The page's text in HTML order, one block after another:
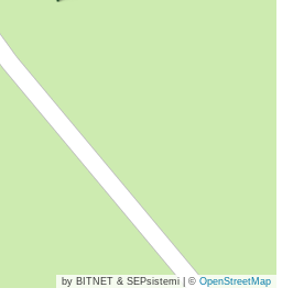
by BITNET & SEPsistemi © OpenStreetMap